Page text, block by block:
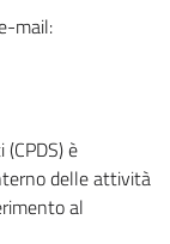
mail:
è
delle attività
al